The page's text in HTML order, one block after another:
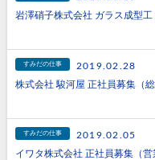
岩澤硝子株式会社 ガラス成型工
すみだの仕事
2019.02.28
株式会社 駿河屋 正社員募集（総
すみだの仕事
2019.02.05
イワタ株式会社 正社員募集（営